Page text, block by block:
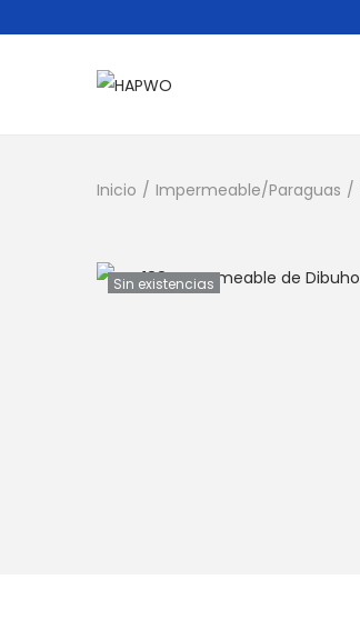
Inicio / Impermeable/Paraguas /
Sin existencias